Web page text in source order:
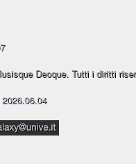
Deoque. Tutti i diritti